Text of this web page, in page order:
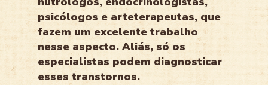
psicólogos e arteterapeutas, que
fazem um excelente trabalho
nesse aspecto. Aliás, só os
especialistas podem diagnosticar
esses transtornos.